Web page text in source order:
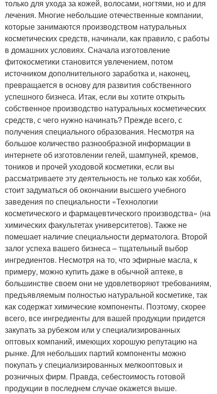
только для ухода за кожей, волосами, ногтями, но и для
лечения. Многие небольшие отечественные компании,
которые занимаются производством натуральных
косметических средств, начинали, как правило, с работы
в домашних условиях. Сначала изготовление
фитокосметики становится увлечением, потом
источником дополнительного заработка и, наконец,
превращается в основу для развития собственного
успешного бизнеса. Итак, если вы хотите открыть
собственное производство натуральных косметических
средств, с чего нужно начинать? Прежде всего, с
получения специального образования. Несмотря на
большое количество разнообразной информации в
интернете об изготовлении гелей, шампуней, кремов,
тоников и прочей уходовой косметики, если вы
рассматриваете эту деятельность не только как хобби,
стоит задуматься об окончании высшего учебного
заведения по специальности «Технологии
косметического и фармацевтического производства» (на
химических факультетах университетов). Также не
помешает наличие специальности дерматолога. Второй
залог успеха вашего бизнеса – тщательный выбор
ингредиентов. Несмотря на то, что эфирные масла, к
примеру, можно купить даже в обычной аптеке, в
большинстве своем они не удовлетворяют требованиям,
предъявляемым полностью натуральной косметике, так
как содержат химические компоненты. Поэтому, скорее
всего, все ингредиенты для вашей продукции придется
закупать за рубежом или у специализированных
оптовых компаний, имеющих хорошую репутацию на
рынке. Для небольших партий компоненты можно
покупать у специализированных мелкооптовых и
розничных фирм. Правда, себестоимость готовой
продукции в последнем случае окажется выше.